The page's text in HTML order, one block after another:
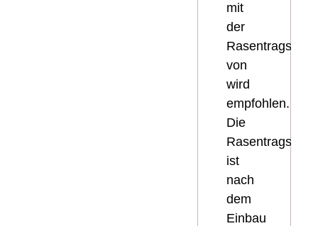
mit
der
von
wird
empfohlen.
Die
ist
nach
dem
Einbau